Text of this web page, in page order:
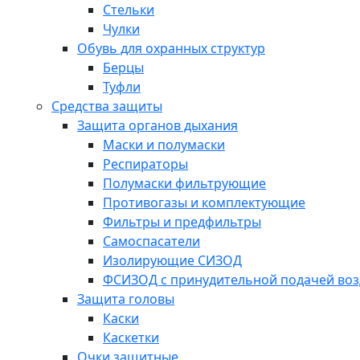
Стельки
Чулки
Обувь для охранных структур
Берцы
Туфли
Средства защиты
Защита органов дыхания
Маски и полумаски
Респираторы
Полумаски фильтрующие
Противогазы и комплектующие
Фильтры и предфильтры
Самоспасатели
Изолирующие СИЗОД
ФСИЗОД с принудительной подачей
Защита головы
Каски
Каскетки